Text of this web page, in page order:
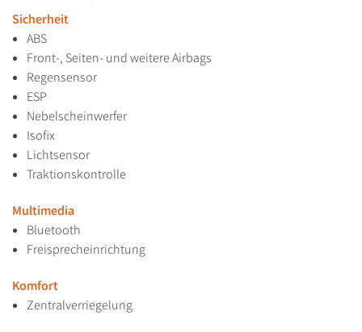
Sicherheit
ABS
Front-, Seiten- und weitere Airbags
Regensensor
ESP
Nebelscheinwerfer
Isofix
Lichtsensor
Traktionskontrolle
Multimedia
Bluetooth
Freisprecheinrichtung
Komfort
Zentralverriegelung